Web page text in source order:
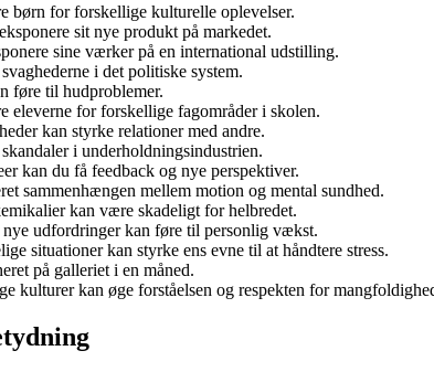
børn for forskellige kulturelle oplevelser.
sit nye produkt på markedet.
sine værker på en international udstilling.
i det politiske system.
føre til hudproblemer.
eleverne for forskellige fagområder i skolen.
kan styrke relationer med andre.
i underholdningsindustrien.
kan du få feedback og nye perspektiver.
sammenhængen mellem motion og mental sundhed.
kan være skadeligt for helbredet.
udfordringer kan føre til personlig vækst.
situationer kan styrke ens evne til at håndtere stress.
på galleriet i en måned.
kulturer kan øge forståelsen og respekten for